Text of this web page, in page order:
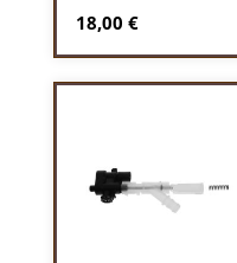
Regulärer Preis:
18,00 €